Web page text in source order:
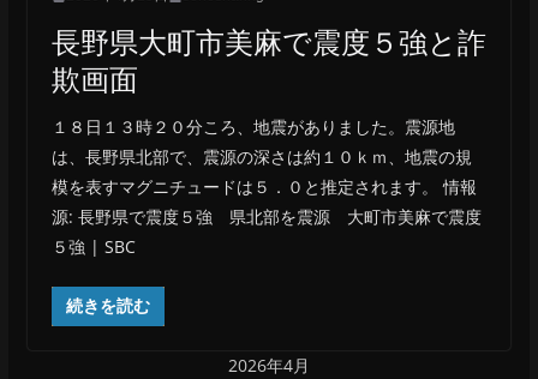
長野県大町市美麻で震度５強と詐
欺画面
１８日１３時２０分ころ、地震がありました。震源地
は、長野県北部で、震源の深さは約１０ｋｍ、地震の規
模を表すマグニチュードは５．０と推定されます。 情報
源: 長野県で震度５強 県北部を震源 大町市美麻で震度
５強 | SBC
続きを読む
2026年4月